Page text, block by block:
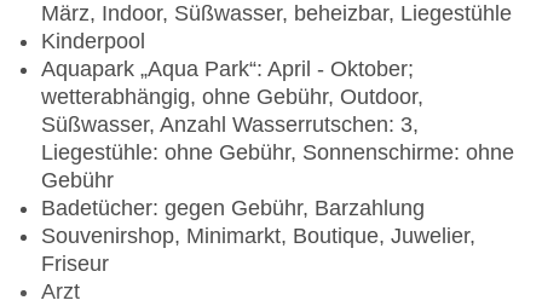
März, Indoor, Süßwasser, beheizbar, Liegestühle
Kinderpool
Aquapark „Aqua Park“: April - Oktober;
wetterabhängig, ohne Gebühr, Outdoor,
Süßwasser, Anzahl Wasserrutschen: 3,
Liegestühle: ohne Gebühr, Sonnenschirme: ohne
Gebühr
Badetücher: gegen Gebühr, Barzahlung
Souvenirshop, Minimarkt, Boutique, Juwelier,
Friseur
Arzt